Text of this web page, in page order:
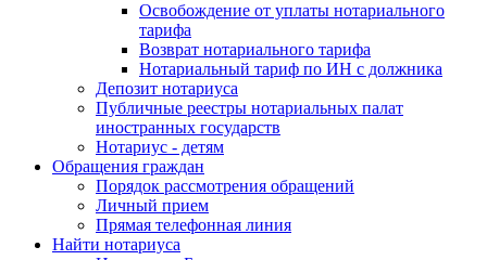
Освобождение от уплаты нотариального
тарифа
Возврат нотариального тарифа
Нотариальный тариф по ИН с должника
Депозит нотариуса
Публичные реестры нотариальных палат
иностранных государств
Нотариус - детям
Обращения граждан
Порядок рассмотрения обращений
Личный прием
Прямая телефонная линия
Найти нотариуса